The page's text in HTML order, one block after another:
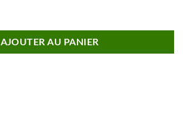
AJOUTER AU PANIER